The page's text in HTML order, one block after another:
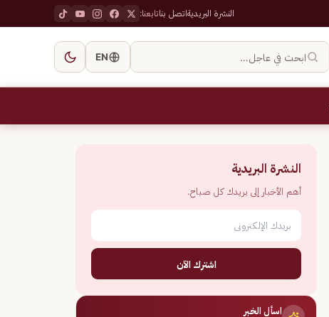
النشرة البريديةاتصل بناتابعنا:
ابحث في عاجل… EN
النشرة البريدية
أهم الأخبار إلى بريدك كل صباح.
اشترك الآن
اسأل الخبر